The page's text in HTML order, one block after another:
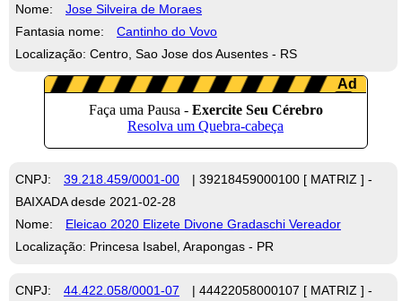
Nome:
Jose Silveira de Moraes
Fantasia nome:
Cantinho do Vovo
Localização: Centro, Sao Jose dos Ausentes - RS
CNPJ: 39.218.459/0001-00
| 39218459000100 [ MATRIZ ] -
BAIXADA desde 2021-02-28
Nome:
Eleicao 2020 Elizete Divone Gradaschi Vereador
Localização: Princesa Isabel, Arapongas - PR
CNPJ: 44.422.058/0001-07
| 44422058000107 [ MATRIZ ] -